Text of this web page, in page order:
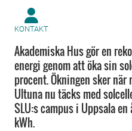
KONTAKT
Akademiska Hus gör en
energi genom att öka sin
procent. Ökningen sker
Ultuna nu täcks med
SLU:s campus i Uppsala
kWh.